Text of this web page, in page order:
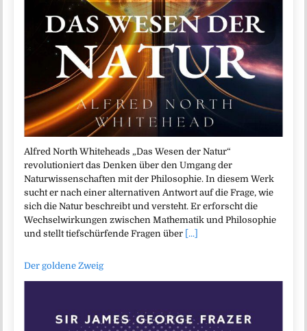
Alfred North Whiteheads „Das Wesen der Natur“
revolutioniert das Denken über den Umgang der
Naturwissenschaften mit der Philosophie. In diesem Werk
sucht er nach einer alternativen Antwort auf die Frage, wie
sich die Natur beschreibt und versteht. Er erforscht die
Wechselwirkungen zwischen Mathematik und Philosophie
und stellt tiefschürfende Fragen über [...]
Der goldene Zweig